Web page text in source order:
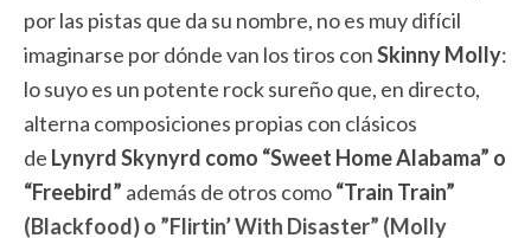
por las pistas que da su nombre, no es muy difícil
imaginarse por dónde van los tiros conSkinny Molly:
lo suyo es un potente rock sureño que, en directo,
alterna composiciones propias con clásicos
de Lynyrd Skynyrd como “Sweet Home Alabama” o
“Freebird” además de otros como“Train Train”
(Blackfood) o ”Flirtin’ With Disaster” (Molly